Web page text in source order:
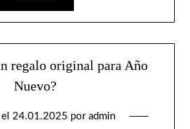
regalo original para Año
Nuevo?
24.01.2025 por admin